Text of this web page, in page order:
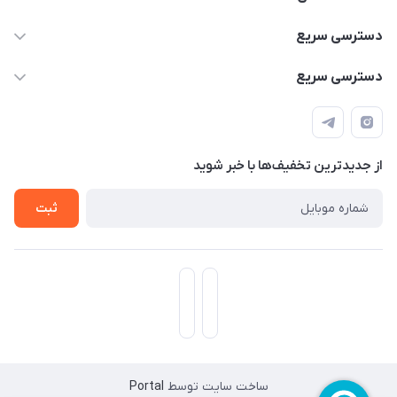
۰۹۳۵۶۰۴۰۳۶۵
سیمای ورزش
دسترسی سریع
اسکیت فلایینگ ایگل
اسکیت دخترانه
دسترسی سریع
اسکوتر برقی دخترانه
اسکیت روسز
اسکوتر
از جدید‌ترین تخفیف‌ها با‌ خبر شوید
ثبت
ساخت سایت توسط Portal